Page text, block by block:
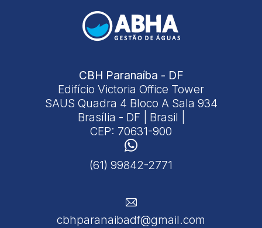
CBH Paranaíba - DF
Edifício Victoria Office Tower
SAUS Quadra 4 Bloco A Sala 934
Brasília - DF | Brasil |
CEP: 70631-900
(61) 99842-2771
cbhparanaibadf@gmail.com